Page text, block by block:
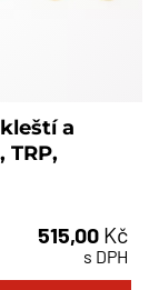
a
TRP,
515,00 Kč
s DPH